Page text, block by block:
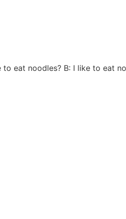
to eat noodles? B: I like to eat